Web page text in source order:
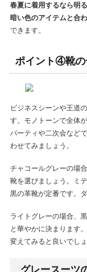
春夏に着用するなら明
暗い色のアイテムと合
できます。
ポイント④靴の
ビジネスシーンや王道
す。モノトーンで全体
パーティや二次会などで
わせてみましょう。
チャコールグレーの場
靴を選びましょう。ミ
黒の革靴が定番です。
ライトグレーの場合、
と華やかに決まります
変えてみると良いでしょ
グレースーツ